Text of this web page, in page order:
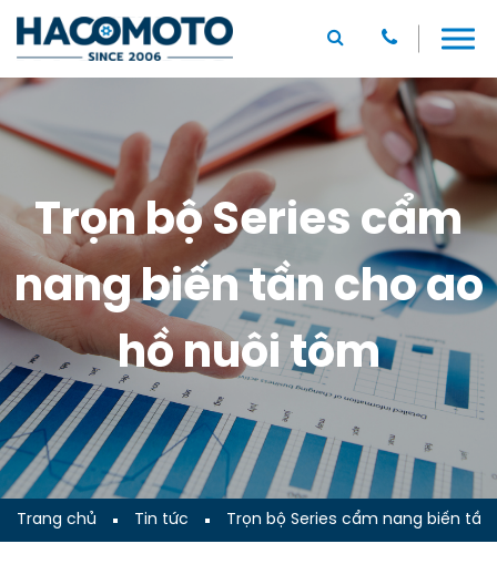
Trọn bộ Series cẩm
nang biến tần cho ao
hồ nuôi tôm
Trang chủ Tin tức Trọn bộ Series cẩm nang biến